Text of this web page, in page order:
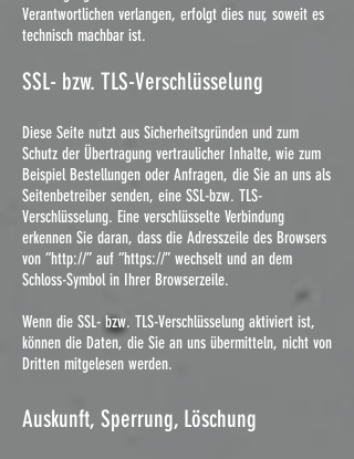
Verantwortlichen verlangen, erfolgt dies nur, soweit es
technisch machbar ist.
SSL- bzw. TLS-Verschlüsselung
Diese Seite nutzt aus Sicherheitsgründen und zum
Schutz der Übertragung vertraulicher Inhalte, wie zum
Beispiel Bestellungen oder Anfragen, die Sie an uns als
Seitenbetreiber senden, eine SSL-bzw. TLS-
Verschlüsselung. Eine verschlüsselte Verbindung
erkennen Sie daran, dass die Adresszeile des Browsers
von “http://” auf “https://” wechselt und an dem
Schloss-Symbol in Ihrer Browserzeile.
Wenn die SSL- bzw. TLS-Verschlüsselung aktiviert ist,
können die Daten, die Sie an uns übermitteln, nicht von
Dritten mitgelesen werden.
Auskunft, Sperrung, Löschung